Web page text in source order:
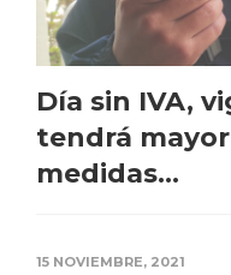
Día sin IVA,
tendrá
medidas...
15 NOVIEMBRE, 2021